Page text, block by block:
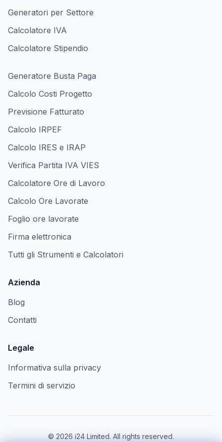
Generatori per Settore
Calcolatore IVA
Calcolatore Stipendio
Generatore Busta Paga
Calcolo Costi Progetto
Previsione Fatturato
Calcolo IRPEF
Calcolo IRES e IRAP
Verifica Partita IVA VIES
Calcolatore Ore di Lavoro
Calcolo Ore Lavorate
Foglio ore lavorate
Firma elettronica
Tutti gli Strumenti e Calcolatori
Azienda
Blog
Contatti
Legale
Informativa sulla privacy
Termini di servizio
© 2026 i24 Limited. All rights reserved.